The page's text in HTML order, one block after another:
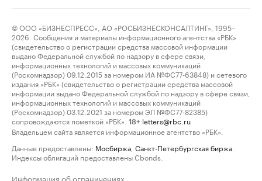
© ООО «БИЗНЕСПРЕСС», АО «РОСБИЗНЕСКОНСАЛТИНГ», 1995–
2026. Сообщения и материалы информационного агентства «РБК»
(свидетельство о регистрации средства массовой информации
выдано Федеральной службой по надзору в сфере связи,
информационных технологий и массовых коммуникаций
(Роскомнадзор) 09.12.2015 за номером ИА №ФС77-63848) и сетевого
издания «РБК» (свидетельство о регистрации средства массовой
информации выдано Федеральной службой по надзору в сфере связи,
информационных технологий и массовых коммуникаций
(Роскомнадзор) 03.12.2021 за номером ЭЛ №ФС77-82385)
сопровождаются пометкой «РБК».
18+ letters@rbc.ru
Владельцем сайта является информационное агентство «РБК».
Данные предоставлены: Мосбиржа Санкт-Петербургская биржа
Индексы облигаций предоставлены Cbonds.
Информация об ограничениях